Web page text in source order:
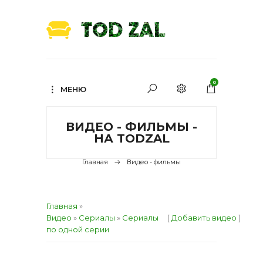
МЕНЮ
0
ВИДЕО - ФИЛЬМЫ -
НА TODZAL
Главная Видео - фильмы
Главная »
Видео » Сериалы » Сериалы
по одной серии
[ Добавить видео ]